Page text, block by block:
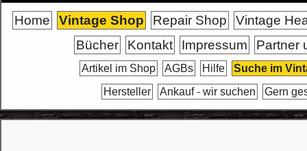
Home Vintage Shop Repair Shop
Vintage
Bücher
Kontakt Impressum Partner
Artikel im Shop AGBs Hilfe
Suche im
Hersteller
Ankauf - wir suchen Gern